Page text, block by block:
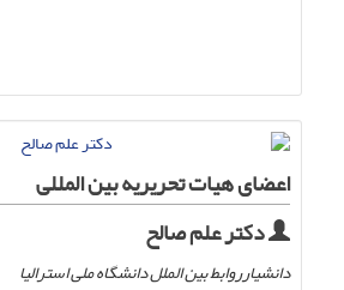
اعضای هیات تحریریه بین المللی
دکتر علم صالح
دانشیارروابط بین الملل دانشگاه ملی استرالیا